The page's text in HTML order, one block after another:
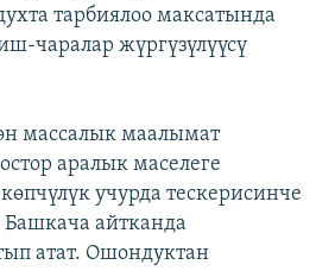
тарбиялоо максатында
чаралар жүргүзүлүүсү
массалык маалымат
аралык маселеге
учурда тескерисинче
айтканда
атат. Ошондуктан